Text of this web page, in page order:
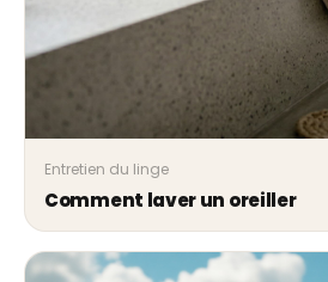
Entretien du linge
Comment laver un oreiller